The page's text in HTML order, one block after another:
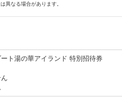
異なる場合があります。
ト湯の華アイランド 特別招待券